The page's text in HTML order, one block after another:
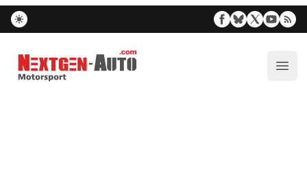
Nextgen-Auto.com